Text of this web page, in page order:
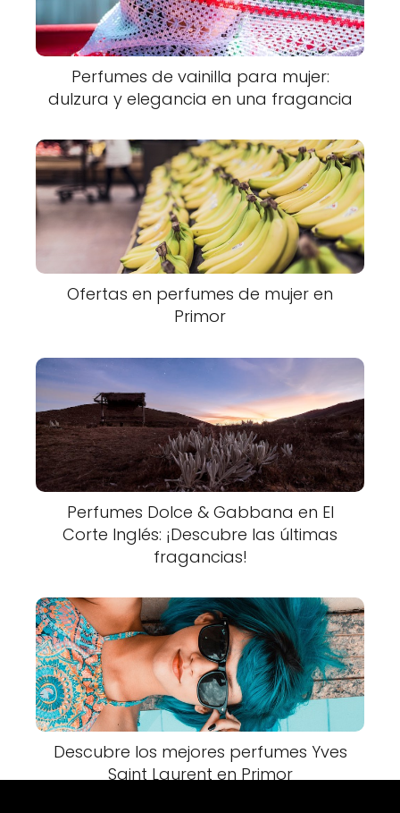
Perfumes de vainilla para mujer:
dulzura y elegancia en una fragancia
Ofertas en perfumes de mujer en
Primor
Perfumes Dolce & Gabbana en El
Corte Inglés: ¡Descubre las últimas
fragancias!
Descubre los mejores perfumes Yves
Saint Laurent en Primor